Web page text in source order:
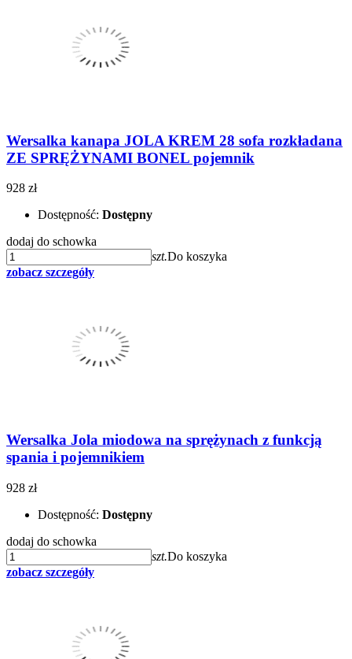
Wersalka kanapa JOLA KREM 28 sofa rozkładana
ZE SPRĘŻYNAMI BONEL pojemnik
928 zł
Dostępność: Dostępny
dodaj do schowka
szt.Do koszyka
zobacz szczegóły
Wersalka Jola miodowa na sprężynach z funkcją
spania i pojemnikiem
928 zł
Dostępność: Dostępny
dodaj do schowka
szt.Do koszyka
zobacz szczegóły